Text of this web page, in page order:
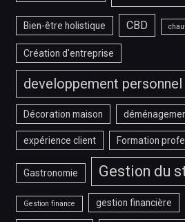
Bien-être holistique CBD
Création d'entreprise
developpement personnel
Décoration maison
expérience client Formation
Gastronomie Gestion du
Gestion finance gestion financière